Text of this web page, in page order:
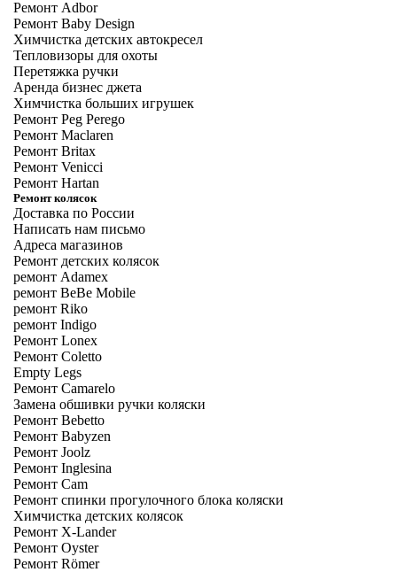
Ремонт Adbor
Ремонт Baby Design
Химчистка детских автокресел
Тепловизоры для охоты
Перетяжка ручки
Аренда бизнес джета
Химчистка больших игрушек
Ремонт Peg Perego
Ремонт Maclaren
Ремонт Britax
Ремонт Venicci
Ремонт Hartan
Ремонт колясок
Доставка по России
Написать нам письмо
Адреса магазинов
Ремонт детских колясок
ремонт Adamex
ремонт BeBe Mobile
ремонт Riko
ремонт Indigo
Ремонт Lonex
Ремонт Coletto
Empty Legs
Ремонт Camarelo
Замена обшивки ручки коляски
Ремонт Bebetto
Ремонт Babyzen
Ремонт Joolz
Ремонт Inglesina
Ремонт Cam
Ремонт спинки прогулочного блока коляски
Химчистка детских колясок
Ремонт X-Lander
Ремонт Oyster
Ремонт Römer